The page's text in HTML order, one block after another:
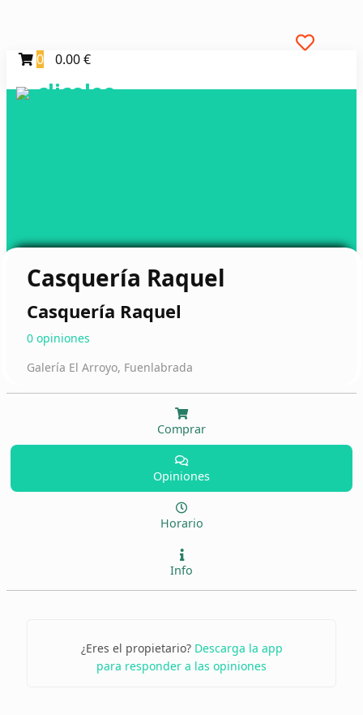
0 0.00 €
clicoleo
Casquería Raquel
Casquería Raquel
0 opiniones
Galería El Arroyo, Fuenlabrada
Comprar
Opiniones
Horario
Info
¿Eres el propietario? Descarga la app
para responder a las opiniones